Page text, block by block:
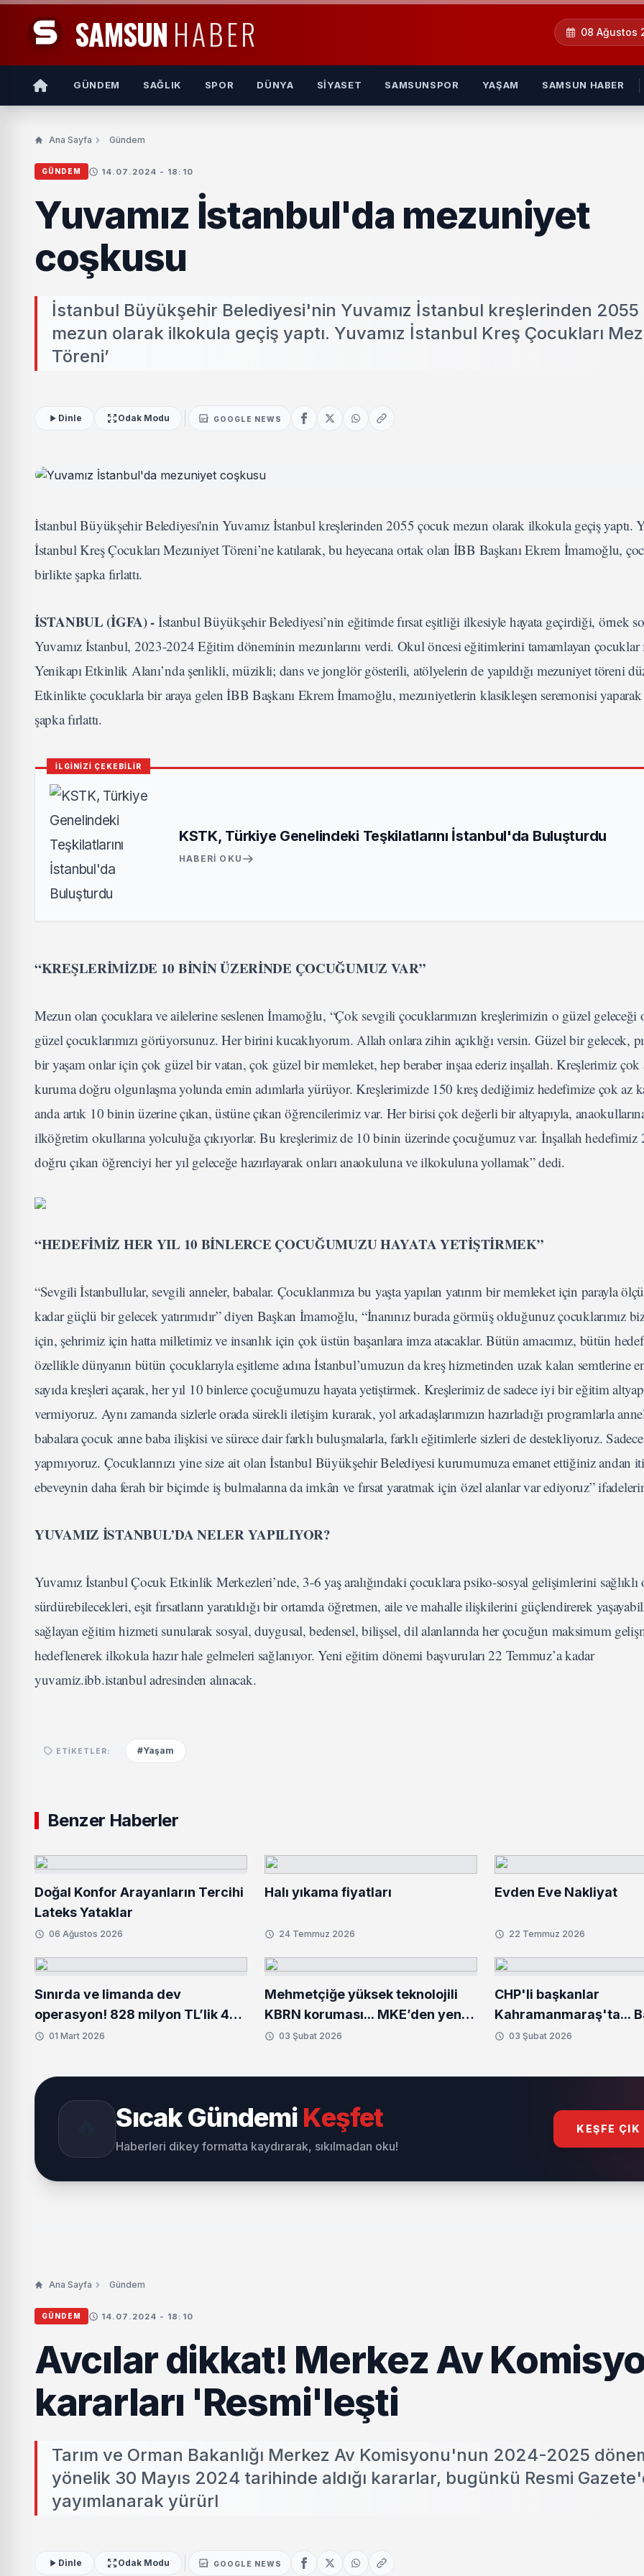
SAMSUN HABER 08 Ağustos
GÜNDEM SAĞLIK SPOR DÜNYA SIYASET SAMSUNSPOR YAŞAM SAMSUN HABER
Ana Sayfa Gündem
GÜNDEM 14.07.2024 - 18:10
Yuvamız İstanbul'da mezuniyet
coşkusu
İstanbul Büyükşehir Belediyesi'nin Yuvamız İstanbul kreşlerinden
mezun olarak ilkokula geçiş yaptı. Yuvamız İstanbul Kreş Çocukları
Töreni’
Dinle Odak Modu GOOGLE NEWS
İstanbul Büyükşehir Belediyesi'nin Yuvamız İstanbul kreşlerinden 2055 çocuk mezun olarak ilkokula geçiş yaptı.
İstanbul Kreş Çocukları Mezuniyet Töreni’ne katılarak, bu heyecana ortak olan İBB Başkanı Ekrem İmamoğlu,
birlikte şapka fırlattı.
İSTANBUL (İGFA) - İstanbul Büyükşehir Belediyesi’nin eğitimde fırsat eşitliği ilkesiyle hayata geçirdiği, örnek
Yuvamız İstanbul, 2023-2024 Eğitim döneminin mezunlarını verdi. Okul öncesi eğitimlerini tamamlayan çocuklar
Yenikapı Etkinlik Alanı’nda şenlikli, müzikli; dans ve jonglör gösterili, atölyelerin de yapıldığı mezuniyet töreni
Etkinlikte çocuklarla bir araya gelen İBB Başkanı Ekrem İmamoğlu, mezuniyetlerin klasikleşen seremonisi
şapka fırlattı.
İLGİNİZİ ÇEKEBİLİR
KSTK, Türkiye Genelindeki Teşkilatlarını İstanbul'da Buluşturdu
HABERI OKU
“KREŞLERİMİZDE 10 BİNİN ÜZERİNDE ÇOCUĞUMUZ VAR”
Mezun olan çocuklara ve ailelerine seslenen İmamoğlu, “Çok sevgili çocuklarımızın kreşlerimizin o güzel geleceği
güzel çocuklarımızı görüyorsunuz. Her birini kucaklıyorum. Allah onlara zihin açıklığı versin. Güzel bir gelecek,
bir yaşam onlar için çok güzel bir vatan, çok güzel bir memleket, hep beraber inşaa ederiz inşallah. Kreşlerimiz çok
kuruma doğru olgunlaşma yolunda emin adımlarla yürüyor. Kreşlerimizde 150 kreş dediğimiz hedefimize çok az
anda artık 10 binin üzerine çıkan, üstüne çıkan öğrencilerimiz var. Her birisi çok değerli bir altyapıyla,
ilköğretim okullarına yolculuğa çıkıyorlar. Bu kreşlerimiz de 10 binin üzerinde çocuğumuz var. İnşallah hedefimiz
doğru çıkan öğrenciyi her yıl geleceğe hazırlayarak onları anaokuluna ve ilkokuluna yollamak” dedi.
“HEDEFİMİZ HER YIL 10 BİNLERCE ÇOCUĞUMUZU HAYATA YETİŞTİRMEK”
“Sevgili İstanbullular, sevgili anneler, babalar. Çocuklarımıza bu yaşta yapılan yatırım bir memleket için parayla
kadar güçlü bir gelecek yatırımıdır” diyen Başkan İmamoğlu, “İnanınız burada görmüş olduğunuz çocuklarımız
için, şehrimiz için hatta milletimiz ve insanlık için çok üstün başarılara imza atacaklar. Bütün amacımız, bütün
özellikle dünyanın bütün çocuklarıyla eşitleme adına İstanbul’umuzun da kreş hizmetinden uzak kalan semtlerine
sayıda kreşleri açarak, her yıl 10 binlerce çocuğumuzu hayata yetiştirmek. Kreşlerimiz de sadece iyi bir eğitim
vermiyoruz. Aynı zamanda sizlerle orada sürekli iletişim kurarak, yol arkadaşlarımızın hazırladığı programlarla
babalara çocuk anne baba ilişkisi ve sürece dair farklı buluşmalarla, farklı eğitimlerle sizleri de destekliyoruz.
yapmıyoruz. Çocuklarınızı yine size ait olan İstanbul Büyükşehir Belediyesi kurumumuza emanet ettiğiniz andan
ebeveynin daha ferah bir biçimde iş bulmalarına da imkân ve fırsat yaratmak için özel alanlar var ediyoruz”
YUVAMIZ İSTANBUL’DA NELER YAPILIYOR?
Yuvamız İstanbul Çocuk Etkinlik Merkezleri’nde, 3-6 yaş aralığındaki çocuklara psiko-sosyal gelişimlerini sağlıklı
sürdürebilecekleri, eşit fırsatların yaratıldığı bir ortamda öğretmen, aile ve mahalle ilişkilerini güçlendirerek
sağlayan eğitim hizmeti sunularak sosyal, duygusal, bedensel, bilişsel, dil alanlarında her çocuğun maksimum
hedeflenerek ilkokula hazır hale gelmeleri sağlanıyor. Yeni eğitim dönemi başvuruları 22 Temmuz’a kadar
yuvamiz.ibb.istanbul adresinden alınacak.
ETIKETLER: #Yaşam
Benzer Haberler
Doğal Konfor Arayanların Tercihi
Lateks Yataklar
06 Ağustos 2026
Halı yıkama fiyatları
24 Temmuz 2026
Evden Eve Nakliyat
22 Temmuz 2026
Sınırda ve limanda dev
operasyon! 828 milyon TL’lik 484
kilo uyuşturucu ele geçirildi
01 Mart 2026
Mehmetçiğe yüksek teknolojili
KBRN koruması... MKE’den yeni
donanım setleri
03 Şubat 2026
CHP'li başkanlar
Kahramanmaraş'ta...
Bozbey'den deprem
03 Şubat 2026
Sıcak Gündemi Keşfet
Haberleri dikey formatta kaydırarak, sıkılmadan oku!
KEŞFE ÇIK
Ana Sayfa Gündem
GÜNDEM 14.07.2024 - 18:10
Avcılar dikkat! Merkez Av
kararları 'Resmi'leşti
Tarım ve Orman Bakanlığı Merkez Av Komisyonu'nun 2024-2025
yönelik 30 Mayıs 2024 tarihinde aldığı kararlar, bugünkü Resmi
yayımlanarak yürürl
Dinle Odak Modu GOOGLE NEWS